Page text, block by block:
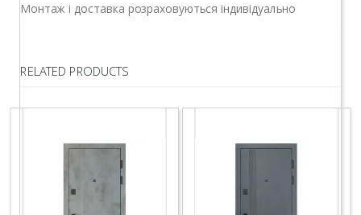
Монтаж і доставка розраховуються індивідуально
RELATED PRODUCTS